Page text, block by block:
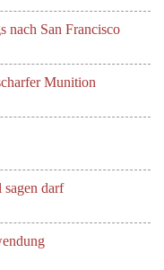
nach San Francisco
Munition
darf